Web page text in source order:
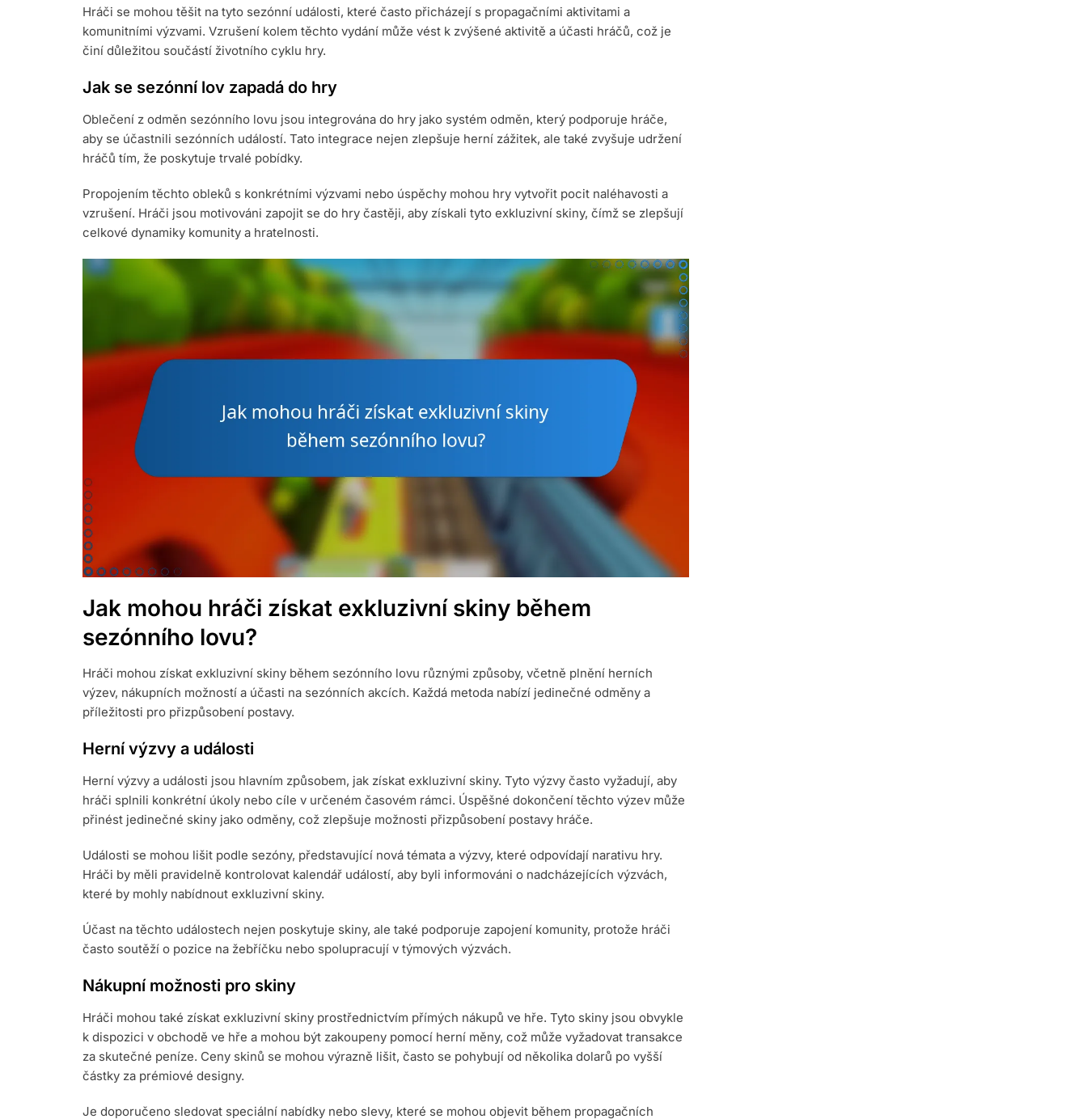
Hráči se mohou těšit na tyto sezónní události, které často přicházejí s propagačními aktivitami a
komunitními výzvami. Vzrušení kolem těchto vydání může vést k zvýšené aktivitě a účasti hráčů, což je
činí důležitou součástí životního cyklu hry.
Jak se sezónní lov zapadá do hry
Oblečení z odměn sezónního lovu jsou integrována do hry jako systém odměn, který podporuje hráče,
aby se účastnili sezónních událostí. Tato integrace nejen zlepšuje herní zážitek, ale také zvyšuje udržení
hráčů tím, že poskytuje trvalé pobídky.
Propojením těchto obleků s konkrétními výzvami nebo úspěchy mohou hry vytvořit pocit naléhavosti a
vzrušení. Hráči jsou motivováni zapojit se do hry častěji, aby získali tyto exkluzivní skiny, čímž se zlepšují
celkové dynamiky komunity a hratelnosti.
Jak mohou hráči získat exkluzivní skiny během
sezónního lovu?
Hráči mohou získat exkluzivní skiny během sezónního lovu různými způsoby, včetně plnění herních
výzev, nákupních možností a účasti na sezónních akcích. Každá metoda nabízí jedinečné odměny a
příležitosti pro přizpůsobení postavy.
Herní výzvy a události
Herní výzvy a události jsou hlavním způsobem, jak získat exkluzivní skiny. Tyto výzvy často vyžadují, aby
hráči splnili konkrétní úkoly nebo cíle v určeném časovém rámci. Úspěšné dokončení těchto výzev může
přinést jedinečné skiny jako odměny, což zlepšuje možnosti přizpůsobení postavy hráče.
Události se mohou lišit podle sezóny, představující nová témata a výzvy, které odpovídají narativu hry.
Hráči by měli pravidelně kontrolovat kalendář událostí, aby byli informováni o nadcházejících výzvách,
které by mohly nabídnout exkluzivní skiny.
Účast na těchto událostech nejen poskytuje skiny, ale také podporuje zapojení komunity, protože hráči
často soutěží o pozice na žebříčku nebo spolupracují v týmových výzvách.
Nákupní možnosti pro skiny
Hráči mohou také získat exkluzivní skiny prostřednictvím přímých nákupů ve hře. Tyto skiny jsou obvykle
k dispozici v obchodě ve hře a mohou být zakoupeny pomocí herní měny, což může vyžadovat transakce
za skutečné peníze. Ceny skinů se mohou výrazně lišit, často se pohybují od několika dolarů po vyšší
částky za prémiové designy.
Je doporučeno sledovat speciální nabídky nebo slevy, které se mohou objevit během propagačních